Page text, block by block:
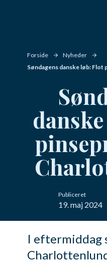
Forside
Nyheder
Søndagens danske løb:
Publiceret
19. maj 2024
I eftermiddag